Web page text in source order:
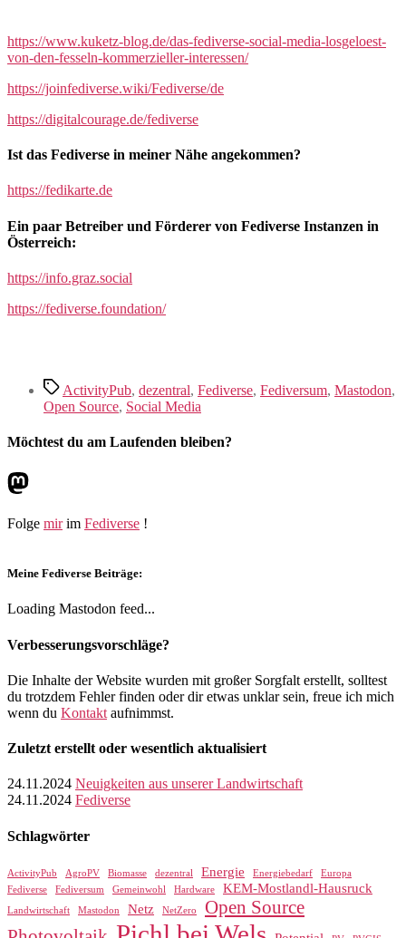
https://www.kuketz-blog.de/das-fediverse-social-media-losgeloest-
von-den-fesseln-kommerzieller-interessen/
https://joinfediverse.wiki/Fediverse/de
https://digitalcourage.de/fediverse
Ist das Fediverse in meiner Nähe angekommen?
https://fedikarte.de
Ein paar Betreiber und Förderer von Fediverse Instanzen in
Österreich:
https://info.graz.social
https://fediverse.foundation/
Schlagwörter
ActivityPub, dezentral, Fediverse, Fediversum, Mastodon,
Open Source, Social Media
Möchtest du am Laufenden bleiben?
Mastodon
Folge mirim Fediverse !
Meine Fediverse Beiträge:
Loading Mastodon feed...
Verbesserungsvorschläge?
Die Inhalte der Website wurden mit großer Sorgfalt erstellt, solltest
du trotzdem Fehler finden oder dir etwas unklar sein, freue ich mich
wenn du Kontakt aufnimmst.
Zuletzt erstellt oder wesentlich aktualisiert
24.11.2024 Neuigkeiten aus unserer Landwirtschaft
24.11.2024 Fediverse
Schlagwörter
ActivityPub AgroPV Biomasse dezentral Energie Energiebedarf
Europa
Fediverse
Fediversum Gemeinwohl Hardware KEM-Mostlandl-Hausruck
Landwirtschaft Mastodon Netz NetZero
Open Source